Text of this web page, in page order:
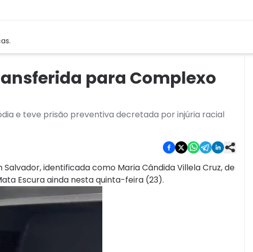
para Complexo
e teve prisão preventiva decretada por injúria racial
identificada como Maria Cândida Villela Cruz, de
Escura ainda nesta quinta-feira (23).